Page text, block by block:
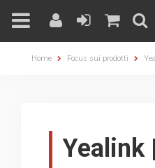
Home Focus sui prodotti
Yealink